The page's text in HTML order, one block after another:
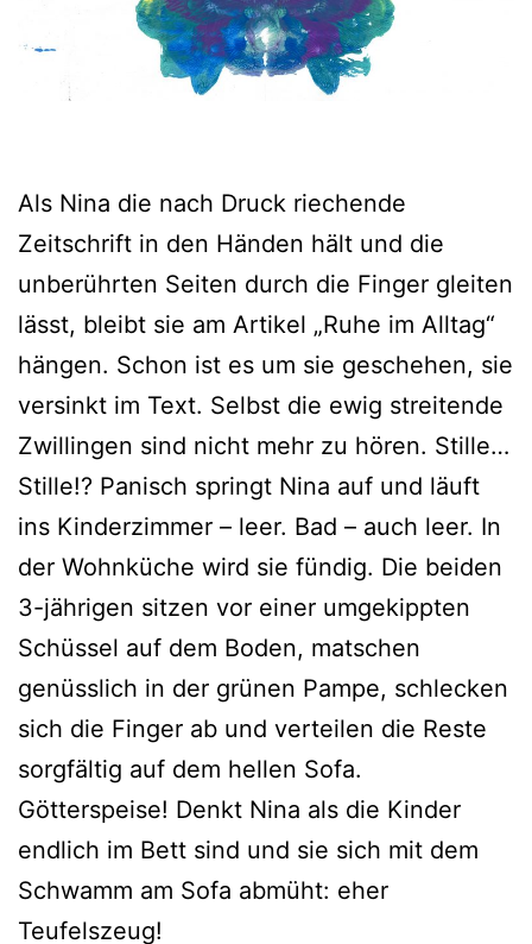
Als Nina die nach Druck riechende
Zeitschrift in den Händen hält und die
unberührten Seiten durch die Finger gleiten
lässt, bleibt sie am Artikel „Ruhe im Alltag“
hängen. Schon ist es um sie geschehen, sie
versinkt im Text. Selbst die ewig streitende
Zwillingen sind nicht mehr zu hören. Stille…
Stille!? Panisch springt Nina auf und läuft
ins Kinderzimmer – leer. Bad – auch leer. In
der Wohnküche wird sie fündig. Die beiden
3-jährigen sitzen vor einer umgekippten
Schüssel auf dem Boden, matschen
genüsslich in der grünen Pampe, schlecken
sich die Finger ab und verteilen die Reste
sorgfältig auf dem hellen Sofa.
Götterspeise! Denkt Nina als die Kinder
endlich im Bett sind und sie sich mit dem
Schwamm am Sofa abmüht: eher
Teufelszeug!